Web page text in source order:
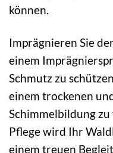
können.
Imprägnieren Sie
einem
Schmutz zu
einem trockenen
Schimmelbildung
Pflege wird Ihr
einem treuen